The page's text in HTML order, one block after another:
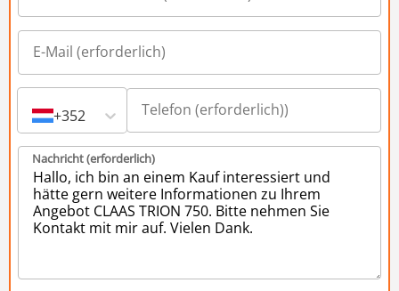
+352
Nachricht (erforderlich)